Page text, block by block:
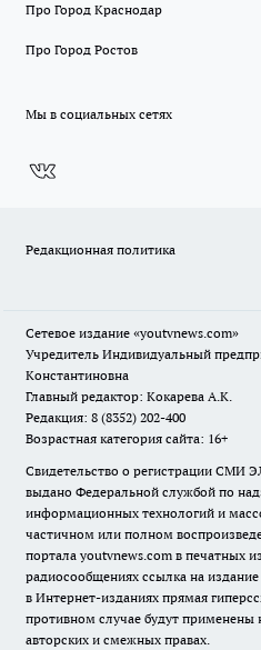
Про Город Краснодар
Про Город Ростов
Мы в социальных сетях
Редакционная политика
Сетевое издание «youtvnews.com»
Учредитель Индивидуальный
Константиновна
Главный редактор: Кокарева А.К.
Редакция: 8 (8352) 202-400
Возрастная категория сайта: 16+
Свидетельство о регистрации СМИ
выдано Федеральной службой по
информационных технологий и
частичном или полном
портала youtvnews.com в печатных
радиосообщениях ссылка на
в Интернет-изданиях прямая
противном случае будут применены
авторских и смежных правах.